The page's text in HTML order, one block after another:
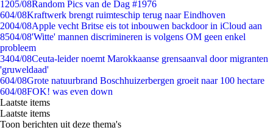
1205/08Random Pics van de Dag #1976
604/08Kraftwerk brengt ruimteschip terug naar Eindhoven
2004/08Apple vecht Britse eis tot inbouwen backdoor in iCloud aan
8504/08'Witte' mannen discrimineren is volgens OM geen enkel
probleem
3404/08Ceuta-leider noemt Marokkaanse grensaanval door migranten
'gruweldaad'
604/08Grote natuurbrand Boschhuizerbergen groeit naar 100 hectare
604/08FOK! was even down
Laatste items
Laatste items
Toon berichten uit deze thema's